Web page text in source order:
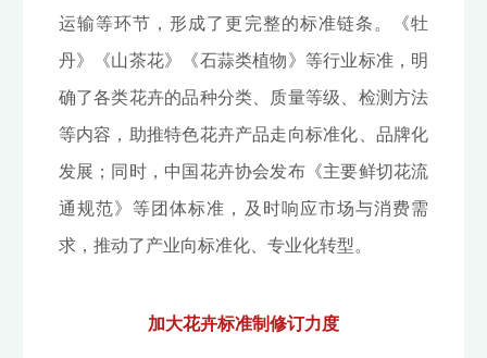
运输等环节，形成了更完整的标准链条。《牡
丹》《山茶花》《石蒜类植物》等行业标准，明
确了各类花卉的品种分类、质量等级、检测方法
等内容，助推特色花卉产品走向标准化、品牌化
发展；同时，中国花卉协会发布《主要鲜切花流
通规范》等团体标准，及时响应市场与消费需
求，推动了产业向标准化、专业化转型。
加大花卉标准制修订力度